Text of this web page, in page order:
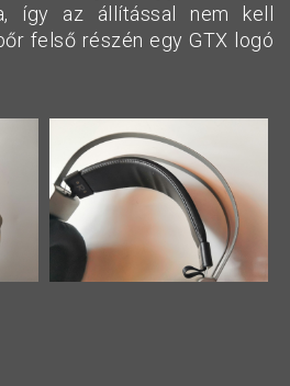
így az állítással nem kell
felső részén egy GTX logó